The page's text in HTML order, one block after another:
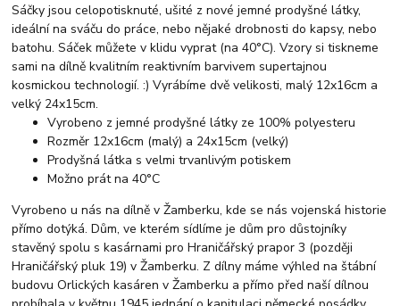
Sáčky jsou celopotisknuté, ušité z nové jemné prodyšné látky,
ideální na sváču do práce, nebo nějaké drobnosti do kapsy, nebo
batohu. Sáček můžete v klidu vyprat (na 40°C). Vzory si tiskneme
sami na dílně kvalitním reaktivním barvivem supertajnou
kosmickou technologií. :) Vyrábíme dvě velikosti, malý 12x16cm a
velký 24x15cm.
Vyrobeno z jemné prodyšné látky ze 100% polyesteru
Rozměr 12x16cm (malý) a 24x15cm (velký)
Prodyšná látka s velmi trvanlivým potiskem
Možno prát na 40°C
Vyrobeno u nás na dílně v Žamberku, kde se nás vojenská historie
přímo dotýká. Dům, ve kterém sídlíme je dům pro důstojníky
stavěný spolu s kasárnami pro Hraničářský prapor 3 (později
Hraničářský pluk 19) v Žamberku. Z dílny máme výhled na štábní
budovu Orlických kasáren v Žamberku a přímo před naší dílnou